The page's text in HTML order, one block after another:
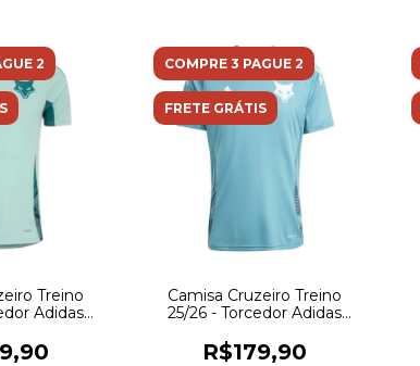
2
Treino
Adidas
COMPRE 3 PAGUE 2
FRETE GRÁTIS
Camisa Cruzeiro Treino
25/26 - Torcedor Adidas
R$179,90